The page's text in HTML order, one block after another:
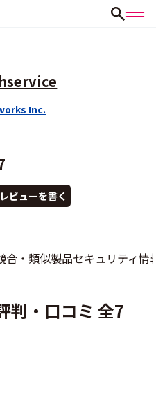
Inc.
レビューを書く
合・類似製品セキュリティ情
・口コミ 全7